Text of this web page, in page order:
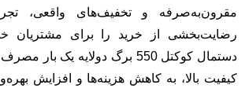
مقرون‌به‌صرفه و تخفیف‌های واقعی،
رضایت‌بخشی از خرید را برای مشتریان
دستمال کوکتل 550 برگ دولایه یک
کیفیت بالا، به کاهش هزینه‌ها و افزایش